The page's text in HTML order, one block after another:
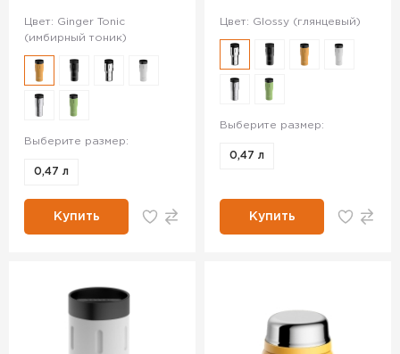
Цвет: Ginger Tonic
(имбирный тоник)
Выберите размер:
0,47 л
Купить
Цвет: Glossy (глянцевый)
Выберите размер:
0,47 л
Купить